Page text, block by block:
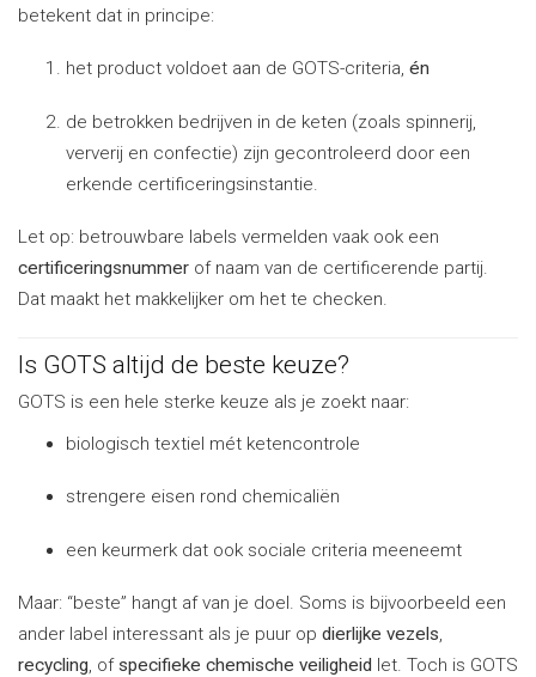
betekent dat in principe:
het product voldoet aan de GOTS-criteria, én
de betrokken bedrijven in de keten (zoals spinnerij,
ververij en confectie) zijn gecontroleerd door een
erkende certificeringsinstantie.
Let op: betrouwbare labels vermelden vaak ook een
certificeringsnummer of naam van de certificerende partij.
Dat maakt het makkelijker om het te checken.
Is GOTS altijd de beste keuze?
GOTS is een hele sterke keuze als je zoekt naar:
biologisch textiel mét ketencontrole
strengere eisen rond chemicaliën
een keurmerk dat ook sociale criteria meeneemt
Maar: “beste” hangt af van je doel. Soms is bijvoorbeeld een
ander label interessant als je puur op dierlijke vezels,
recycling, ofspecifieke chemische veiligheid let. Toch is GOTS